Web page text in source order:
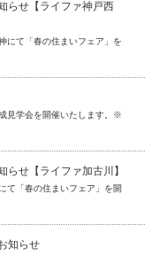
らせ【ライファ神戸西
にて「春の住まいフェア」を
見学会を開催いたします。※
らせ【ライファ加古川】
て「春の住まいフェア」を開
知らせ